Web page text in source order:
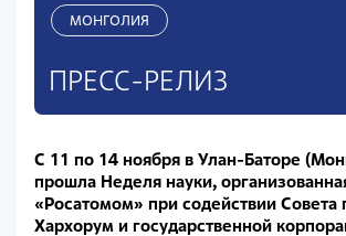
МОНГОЛИЯ
ПРЕСС-РЕЛИЗ
С 11 по 14 ноября в Улан-Баторе
прошла Неделя науки,
«Росатомом» при содействии Совета
Хархорум и государственной